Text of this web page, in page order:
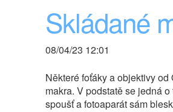
Skládané
08/04/23 12:01
Některé foťáky a objektivy
makra. V podstatě se jedná
spoušť a fotoaparát sám